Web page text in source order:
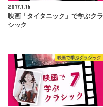
2017.1.16
映画「タイタニック」で学ぶクラ
シック
映画で学ぶクラシック